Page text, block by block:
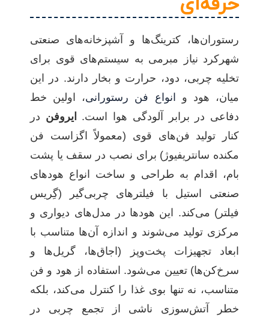
رستوران‌ها، کترینگ‌ها و آشپزخانه‌های صنعتی
شهرکرد نیاز مبرمی به سیستم‌های قوی برای
تخلیه چربی، دود، حرارت و بخار دارند. در این
میان، هود و
انواع فن رستورانی، اولین خط
دفاعی در برابر آلودگی هوا است.
ایروفن در
کنار تولید فن‌های قوی (معمولاً اگزاست فن
مکنده سانتریفیوژ) برای نصب در سقف یا پشت
بام، اقدام به طراحی و ساخت انواع هودهای
صنعتی استیل با فیلترهای چربی‌گیر (گِریس
فیلتر) می‌کند. این هودها در مدل‌های دیواری و
مرکزی تولید می‌شوند و اندازه آن‌ها متناسب با
ابعاد تجهیزات پخت‌وپز (اجاق‌ها، گریل‌ها و
سرخ‌کن‌ها) تعیین می‌شود. استفاده از هود و فن
متناسب، نه تنها بوی غذا را کنترل می‌کند، بلکه
خطر آتش‌سوزی ناشی از تجمع چربی در